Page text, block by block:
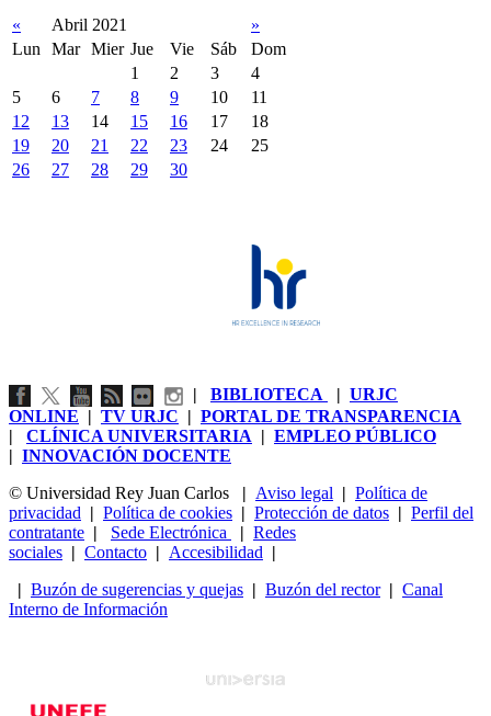
« Abril 2021
»
Lun
Mar Mier Jue Vie Sáb
Dom
1
2 3
4
5
6 7 8 9 10
11
12
13 14 15 16 17
18
19
20 21 22 23 24
25
26
27 28 29 30
| BIBLIOTECA | URJC
ONLINE | TV URJC | PORTAL DE TRANSPARENCIA
| CLÍNICA UNIVERSITARIA | EMPLEO PÚBLICO
| INNOVACIÓN DOCENTE
© Universidad Rey Juan Carlos
| Aviso legal | Política de
privacidad | Política de cookies | Protección de datos | Perfil del
contratante | Sede Electrónica | Redes
sociales | Contacto | Accesibilidad |
| Buzón de sugerencias y quejas | Buzón del rector| Canal
Interno de Información